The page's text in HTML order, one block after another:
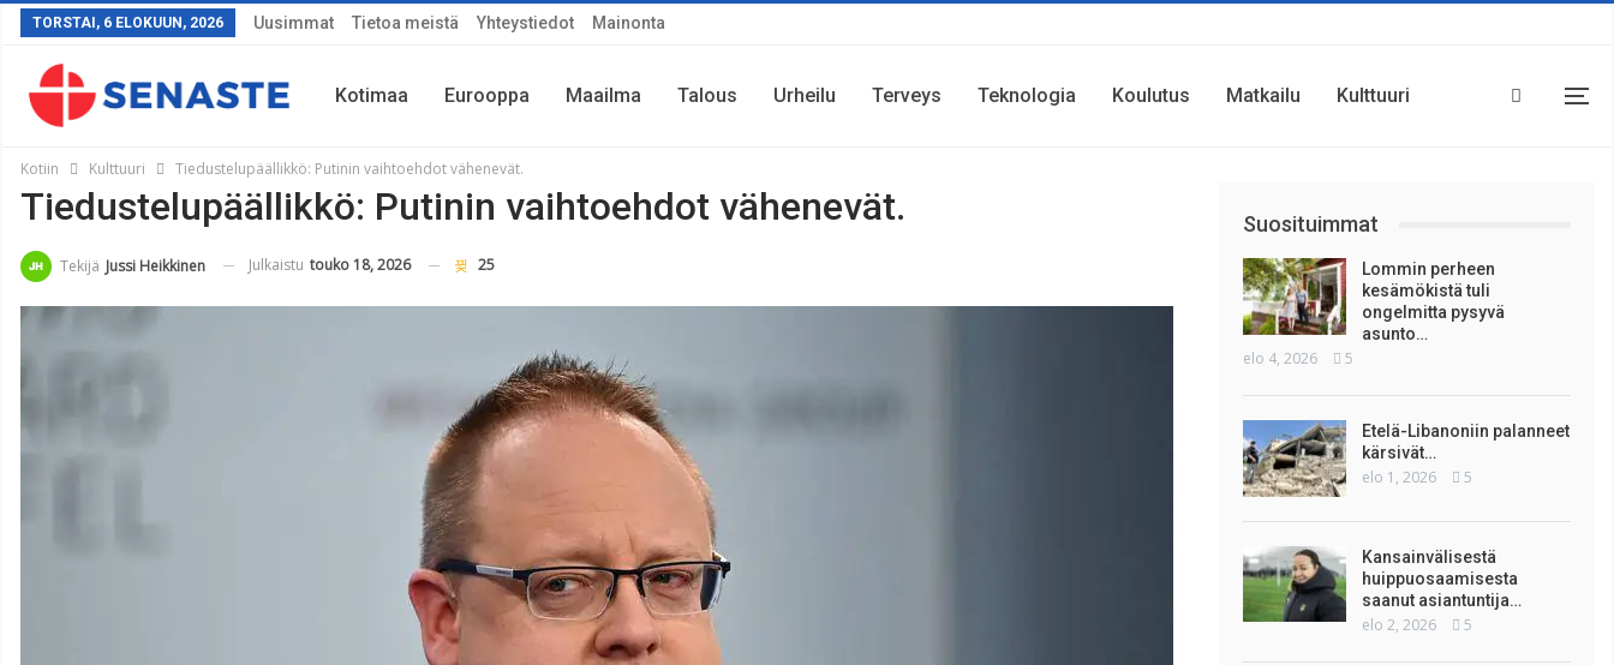
TORSTAI, 6 ELOKUUN, 2026 Uusimmat Tietoa meistä Yhteystiedot Mainonta
Kotimaa Eurooppa Maailma Talous Urheilu Terveys Teknologia Koulutus Matkailu Kulttuuri
Sää
Kotiin Kulttuuri Tiedustelupäällikkö: Putinin vaihtoehdot vähenevät.
Tiedustelupäällikkö: Putinin vaihtoehdot vähenevät.
Tekijä Jussi Heikkinen Julkaistu touko 18, 2026 25
Suosituimmat
Lommin perheen
kesämökistä tuli
ongelmitta pysyvä
asunto…
elo 4, 2026 5
Etelä-Libanoniin palanneet
kärsivät…
elo 1, 2026 5
Kansainvälisestä
huippuosaamisesta
saanut asiantuntija…
elo 2, 2026 5